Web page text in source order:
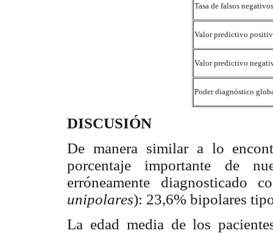
Tasa de falsos
Valor predictivo
Valor predictivo
Poder diagnóstico
DISCUSIÓN
De manera similar a lo
porcentaje importante de
erróneamente diagnosticado
unipolares): 23,6% bipolares
La edad media de los